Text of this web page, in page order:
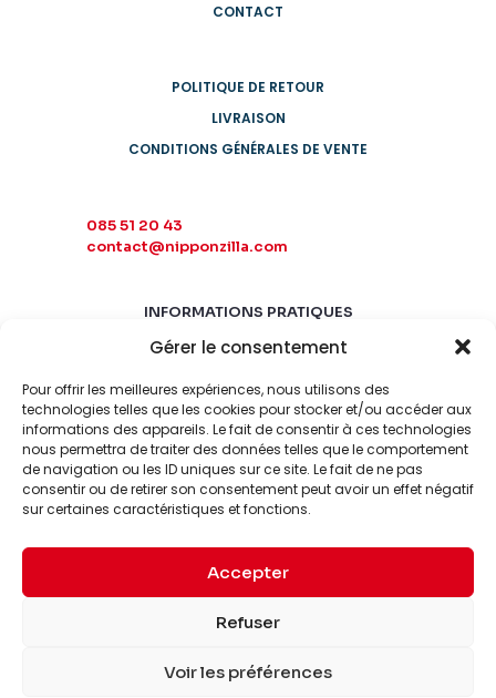
Gérer le consentement
Pour offrir les meilleures expériences, nous utilisons des
technologies telles que les cookies pour stocker et/ou accéder aux
informations des appareils. Le fait de consentir à ces technologies
nous permettra de traiter des données telles que le comportement
de navigation ou les ID uniques sur ce site. Le fait de ne pas
consentir ou de retirer son consentement peut avoir un effet négatif
sur certaines caractéristiques et fonctions.
Accepter
Refuser
Voir les préférences
CONTACT
POLITIQUE DE RETOUR
LIVRAISON
CONDITIONS GÉNÉRALES DE VENTE
085 51 20 43
contact@nipponzilla.com
INFORMATIONS PRATIQUES
MARDI-SAMEDI
LUNDI-DIMANCHE
FERMÉ
© 2026 Nipponzilla. Tous
Mentions